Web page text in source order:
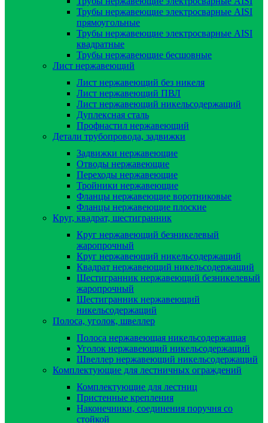
Трубы нержавеющие электросварные AISI
прямоугольные
Трубы нержавеющие электросварные AISI
квадратные
Трубы нержавеющие бесшовные
Лист нержавеющий
Лист нержавеющий без никеля
Лист нержавеющий ПВЛ
Лист нержавеющий никельсодержащий
Дуплексная сталь
Профнастил нержавеющий
Детали трубопровода, задвижки
Задвижки нержавеющие
Отводы нержавеющие
Переходы нержавеющие
Тройники нержавеющие
Фланцы нержавеющие воротниковые
Фланцы нержавеющие плоские
Круг, квадрат, шестигранник
Круг нержавеющий безникелевый
жаропрочный
Круг нержавеющий никельсодержащий
Квадрат нержавеющий никельсодержащий
Шестигранник нержавеющий безникелевый
жаропрочный
Шестигранник нержавеющий
никельсодержащий
Полоса, уголок, швеллер
Полоса нержавеющая никельсодержащая
Уголок нержавеющий никельсодержащий
Швеллер нержавеющий никельсодержащий
Комплектующие для лестничных ограждений
Комплектующие для лестниц
Пристенные крепления
Наконечники, соединения поручня со
стойкой